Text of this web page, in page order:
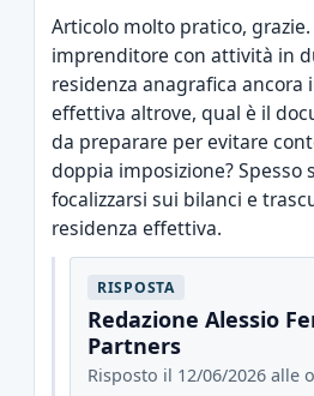
Articolo molto pratico,
imprenditore con attività in
residenza anagrafica ancora
effettiva altrove, qual è il
da preparare per evitare
doppia imposizione? Spesso
focalizzarsi sui bilanci e
residenza effettiva.
RISPOSTA
Redazione Alessio
Partners
Risposto il 12/06/2026 alle